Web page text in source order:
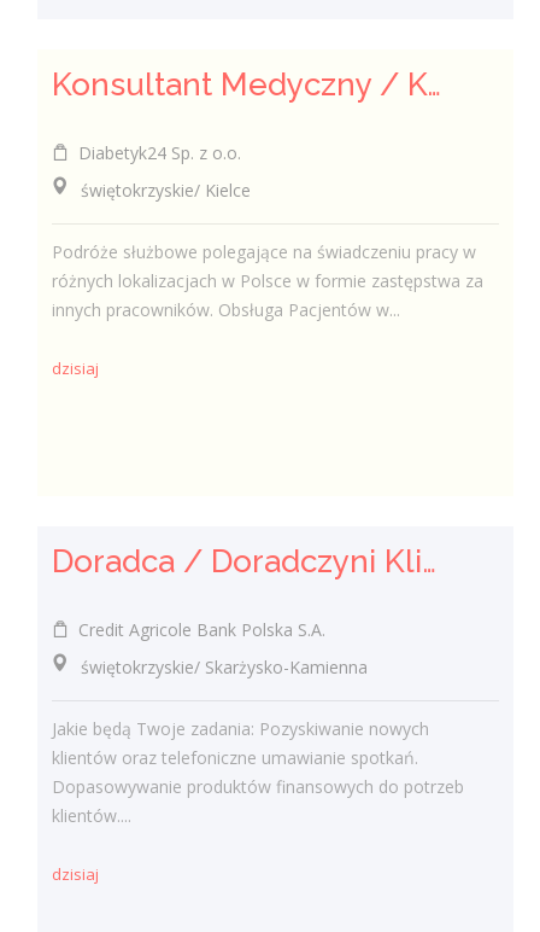
Konsultant Medyczny / Konsultantka Medyczna w sklepie medycznym (Fizjoterapeuta, Technik farmaceutyczny, Technik ortopeda)
Diabetyk24 Sp. z o.o.
świętokrzyskie/ Kielce
Podróże służbowe polegające na świadczeniu pracy w
różnych lokalizacjach w Polsce w formie zastępstwa za
innych pracowników. Obsługa Pacjentów w...
dzisiaj
Doradca / Doradczyni Klienta
Credit Agricole Bank Polska S.A.
świętokrzyskie/ Skarżysko-Kamienna
Jakie będą Twoje zadania: Pozyskiwanie nowych
klientów oraz telefoniczne umawianie spotkań.
Dopasowywanie produktów finansowych do potrzeb
klientów....
dzisiaj